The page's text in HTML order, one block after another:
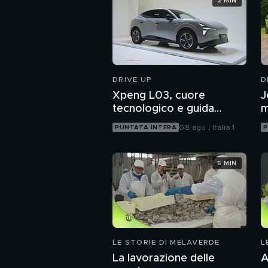
DRIVE UP
Xpeng L03, cuore
tecnologico e guida
assistita sofisticata
PUNTATA INTERA 08 ago | Italia 1
LE STORIE DI MELAVERDE
La lavorazione delle
5 MIN